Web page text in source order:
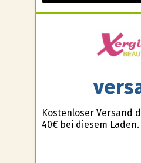
Kostenloser Versand
40€ bei diesem Laden.